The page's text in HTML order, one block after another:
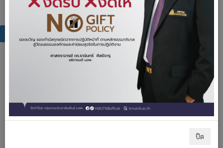
เอกสารเผยแพร่
คู่มือการปฏิบัติงาน
ปิด